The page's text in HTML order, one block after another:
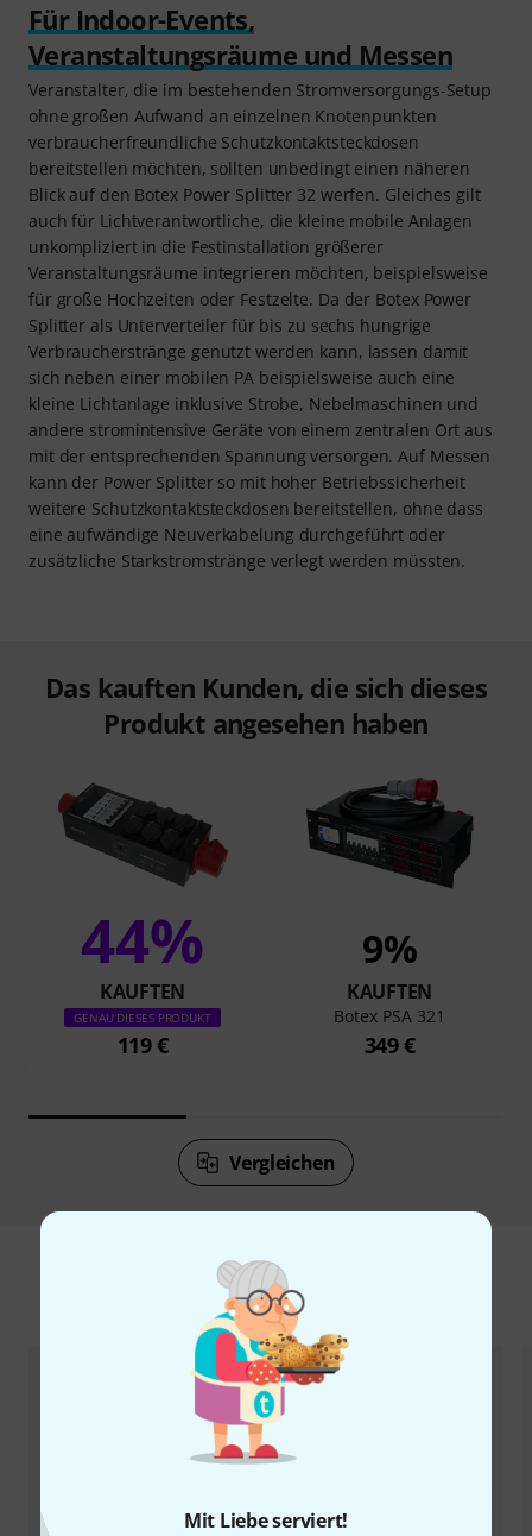
Mit Liebe serviert!
Für Indoor-Events,
Veranstaltungsräume und Messen
Veranstalter, die im bestehenden Stromversorgungs-Setup
ohne großen Aufwand an einzelnen Knotenpunkten
verbraucherfreundliche Schutzkontaktsteckdosen
bereitstellen möchten, sollten unbedingt einen näheren
Blick auf den Botex Power Splitter 32 werfen. Gleiches gilt
auch für Lichtverantwortliche, die kleine mobile Anlagen
unkompliziert in die Festinstallation größerer
Veranstaltungsräume integrieren möchten, beispielsweise
für große Hochzeiten oder Festzelte. Da der Botex Power
Splitter als Unterverteiler für bis zu sechs hungrige
Verbraucherstränge genutzt werden kann, lassen damit
sich neben einer mobilen PA beispielsweise auch eine
kleine Lichtanlage inklusive Strobe, Nebelmaschinen und
andere stromintensive Geräte von einem zentralen Ort aus
mit der entsprechenden Spannung versorgen. Auf Messen
kann der Power Splitter so mit hoher Betriebssicherheit
weitere Schutzkontaktsteckdosen bereitstellen, ohne dass
eine aufwändige Neuverkabelung durchgeführt oder
zusätzliche Starkstromstränge verlegt werden müssten.
Das kauften Kunden, die sich dieses
Produkt angesehen haben
44%
KAUFTEN
GENAU DIESES PRODUKT
119 €
9%
KAUFTEN
Botex PSA 321
349 €
Vergleichen
Zubehör & passende Artikel